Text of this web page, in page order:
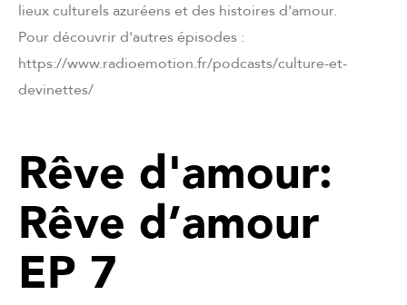
lieux culturels azuréens et des histoires d'amour.
Pour découvrir d'autres épisodes :
https://www.radioemotion.fr/podcasts/culture-et-
devinettes/
Rêve d'amour:
Rêve d’amour
EP 7